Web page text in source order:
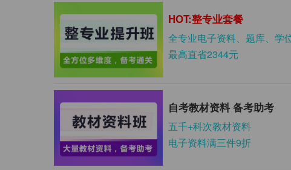
HOT:整专业套餐
全专业电子资料、题库、学
最高直省2344元
自考教材资料 备考助考
五千+科次教材资料
电子资料满三件9折